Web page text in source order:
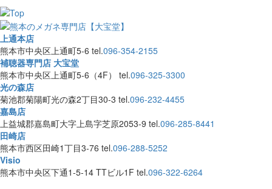
上通本店
熊本市中央区上通町5-6 tel.096-354-2155
補聴器専門店 大宝堂
熊本市中央区上通町5-6（4F） tel.096-325-3300
光の森店
菊池郡菊陽町光の森2丁目30-3 tel.096-232-4455
嘉島店
上益城郡嘉島町大字上島字芝原2053-9 tel.096-285-8441
田崎店
熊本市西区田崎1丁目3-76 tel.096-288-5252
Visio
熊本市中央区下通1-5-14 TTビル1F tel.096-322-6264